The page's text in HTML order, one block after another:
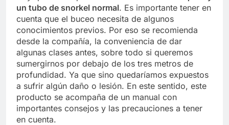
un tubo de snorkel normal. Es importante tener en
cuenta que el buceo necesita de algunos
conocimientos previos. Por eso se recomienda
desde la compañía, la conveniencia de dar
algunas clases antes, sobre todo si queremos
sumergirnos por debajo de los tres metros de
profundidad. Ya que sino quedaríamos expuestos
a sufrir algún daño o lesión. En este sentido, este
producto se acompaña de un manual con
importantes consejos y las precauciones a tener
en cuenta.